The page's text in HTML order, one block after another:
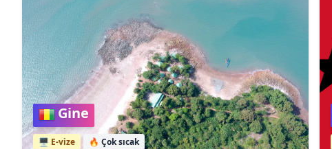
Gine
🖥️ E-vize 🔥 Çok sıcak